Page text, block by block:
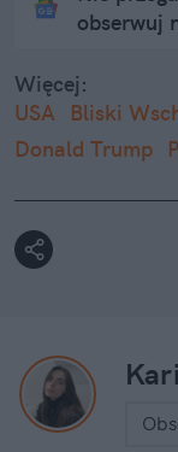
obserwuj
Więcej:
USA
Bliski
Donald Trump